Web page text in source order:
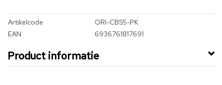
Artikelcode
ORI-CBS5-PK
EAN
6936761817691
Product informatie